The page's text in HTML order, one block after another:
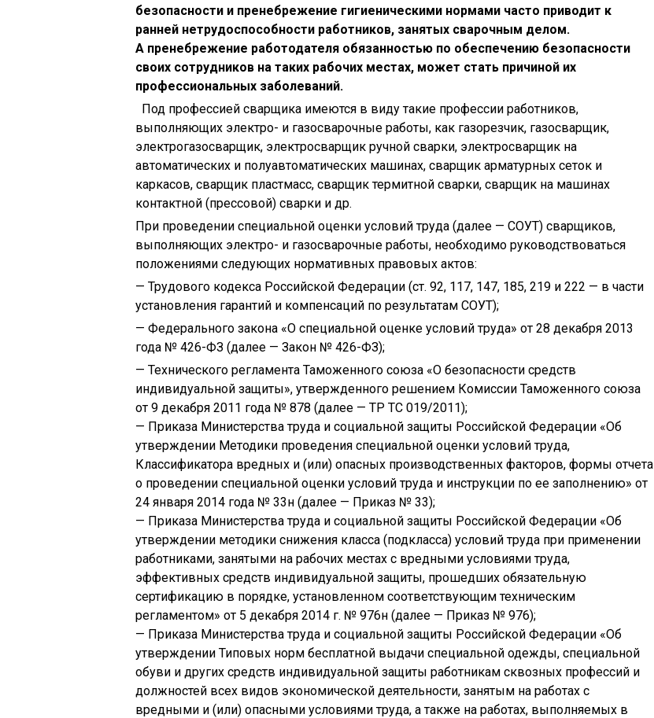
безопасности и пренебрежение гигиеническими нормами часто приводит к
ранней нетрудоспособности работников, занятых сварочным делом.
А пренебрежение работодателя обязанностью по обеспечению безопасности
своих сотрудников на таких рабочих местах, может стать причиной их
профессиональных заболеваний.
Под профессией сварщика имеются в виду такие профессии работников,
выполняющих электро- и газосварочные работы, как газорезчик, газосварщик,
электрогазосварщик, электросварщик ручной сварки, электросварщик на
автоматических и полуавтоматических машинах, сварщик арматурных сеток и
каркасов, сварщик пластмасс, сварщик термитной сварки, сварщик на машинах
контактной (прессовой) сварки и др.
При проведении специальной оценки условий труда (далее — СОУТ) сварщиков,
выполняющих электро- и газосварочные работы, необходимо руководствоваться
положениями следующих нормативных правовых актов:
— Трудового кодекса Российской Федерации (ст. 92, 117, 147, 185, 219 и 222 — в части
установления гарантий и компенсаций по результатам СОУТ);
— Федерального закона «О специальной оценке условий труда» от 28 декабря 2013
года № 426-ФЗ (далее — Закон № 426-ФЗ);
— Технического регламента Таможенного союза «О безопасности средств
индивидуальной защиты», утвержденного решением Комиссии Таможенного союза
от 9 декабря 2011 года № 878 (далее — ТР ТС 019/2011);
— Приказа Министерства труда и социальной защиты Российской Федерации «Об
утверждении Методики проведения специальной оценки условий труда,
Классификатора вредных и (или) опасных производственных факторов, формы отчета
о проведении специальной оценки условий труда и инструкции по ее заполнению» от
24 января 2014 года № 33н (далее — Приказ № 33);
— Приказа Министерства труда и социальной защиты Российской Федерации «Об
утверждении методики снижения класса (подкласса) условий труда при применении
работниками, занятыми на рабочих местах с вредными условиями труда,
эффективных средств индивидуальной защиты, прошедших обязательную
сертификацию в порядке, установленном соответствующим техническим
регламентом» от 5 декабря 2014 г. № 976н (далее — Приказ № 976);
— Приказа Министерства труда и социальной защиты Российской Федерации «Об
утверждении Типовых норм бесплатной выдачи специальной одежды, специальной
обуви и других средств индивидуальной защиты работникам сквозных профессий и
должностей всех видов экономической деятельности, занятым на работах с
вредными и (или) опасными условиями труда, а также на работах, выполняемых в